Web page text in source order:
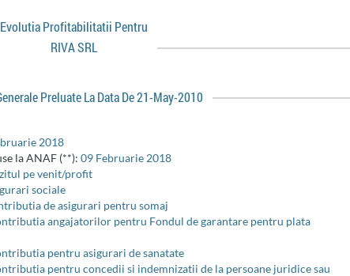
Evolutia Profitabilitatii Pentru
RIVA SRL
Preluate La Data De 21-May-2010
2018
la ANAF (**): 09 Februarie 2018
pe venit/profit
sociale
de asigurari pentru somaj
angajatorilor pentru Fondul de garantare pentru plata
pentru asigurari de sanatate
pentru concedii si indemnizatii de la persoane juridice sau